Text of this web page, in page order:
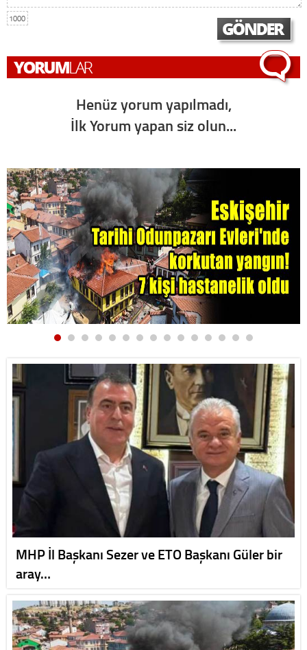
1000
Henüz yorum yapılmadı,
İlk Yorum yapan siz olun...
MHP İl Başkanı Sezer ve ETO Başkanı Güler bir
aray…